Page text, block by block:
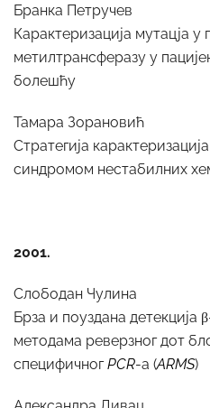
Бранка Петручев
Карактеризација мутацја у
метилтрансферазу у
болешћу
Тамара Зорановић
Стратегија
синдромом нестабилних
2001.
Слободан Чулина
Брза и поуздана детекција
методама реверзног дот
специфичногPCR-a (ARMS)